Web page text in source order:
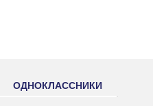
ОДНОКЛАССНИКИ